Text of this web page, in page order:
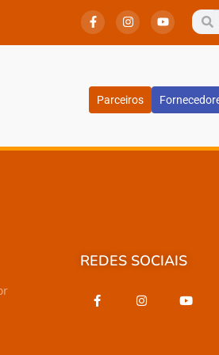
Parceiros
REDES SOCIAIS